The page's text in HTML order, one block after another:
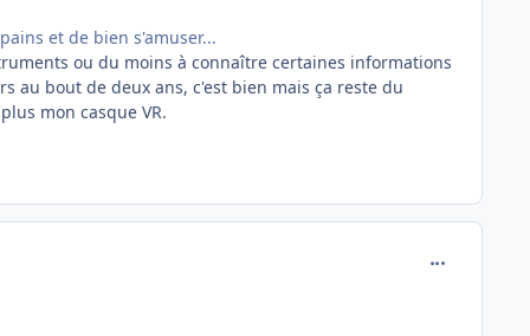
et de bien s'amuser...
ou du moins à connaître certaines informations
au bout de deux ans, c'est bien mais ça reste du
mon casque VR.